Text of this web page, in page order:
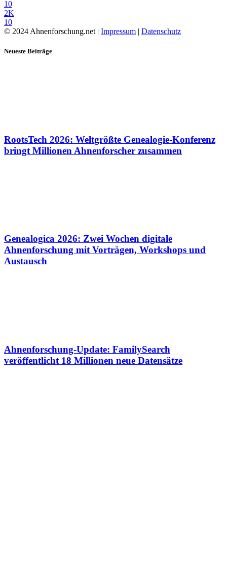
10
2K
10
© 2024 Ahnenforschung.net | Impressum | Datenschutz
Neueste Beiträge
RootsTech 2026: Weltgrößte Genealogie-Konferenz
bringt Millionen Ahnenforscher zusammen
Genealogica 2026: Zwei Wochen digitale
Ahnenforschung mit Vorträgen, Workshops und
Austausch
Ahnenforschung-Update: FamilySearch
veröffentlicht 18 Millionen neue Datensätze